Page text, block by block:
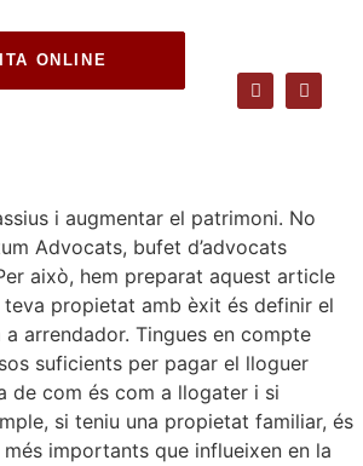
ONLINE
i augmentar el patrimoni. No
Advocats, bufet d’advocats
això, hem preparat aquest article
propietat amb èxit és definir el
arrendador. Tingues en compte
suficients per pagar el lloguer
de com és com a llogater i si
si teniu una propietat familiar, és
importants que influeixen en la